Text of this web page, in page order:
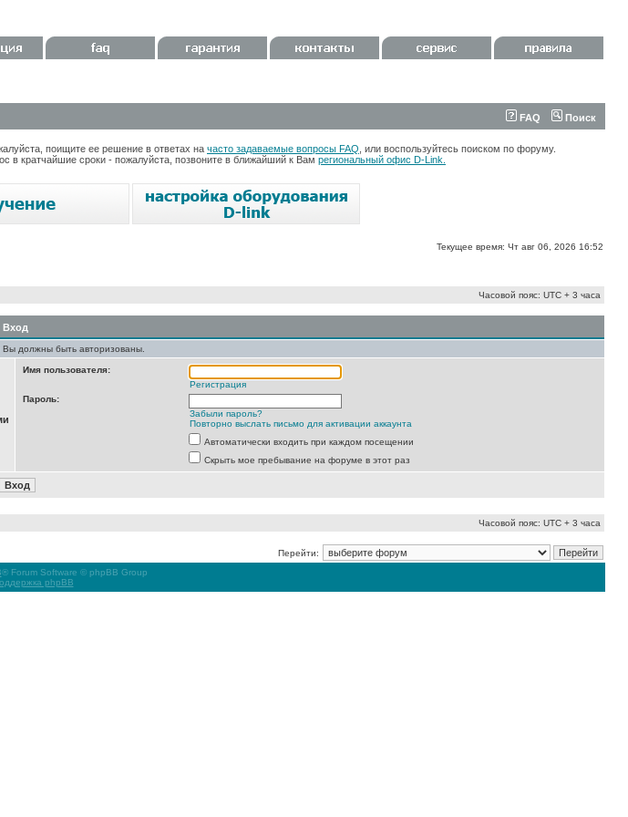
FAQ Поиск
поищите ее решение в ответах на часто задаваемые вопросы FAQ , или воспользуйтесь поиском по форуму.
в кратчайшие сроки - пожалуйста, позвоните в ближайший к Вам региональный офис D-Link.
Текущее время: Чт авг 06, 2026 16:52
Часовой пояс: UTC + 3 часа
Вход
должны быть авторизованы.
Имя пользователя:
Регистрация
Пароль:
Забыли пароль?
Повторно выслать письмо для активации аккаунта
Автоматически входить при каждом посещении
Скрыть мое пребывание на форуме в этот раз
Часовой пояс: UTC + 3 часа
Перейти:
® Forum Software © phpBB Group
phpBB